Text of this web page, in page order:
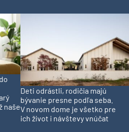
naše
Deti odrástli, rodičia majú
bývanie presne podľa seba.
V novom dome je všetko pre
ich život i návštevy vnúčat